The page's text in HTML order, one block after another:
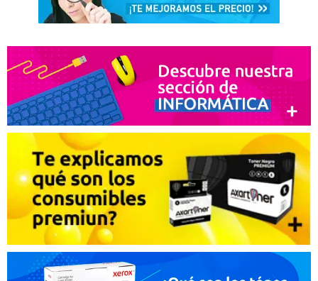
Recomendaría su compra:Si
Burcu 13. 09. 2017
Buena calidad y sin problemas
Recomendaría su compra:
LOLI 20. 06. 2017
Excelente
Ventajas:Más barato que el original y buen rendimiento
Desventajas:
Recomendaría su compra:
Aamar 06. 06. 2017
Recomiendo 100%